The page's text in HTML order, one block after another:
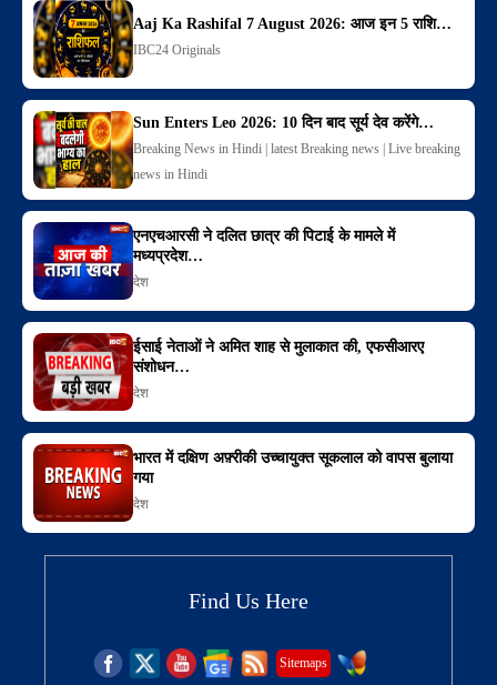
Aaj Ka Rashifal 7 August 2026: आज इन 5 राशि…
IBC24 Originals
Sun Enters Leo 2026: 10 दिन बाद सूर्य देव करेंगे…
Breaking News in Hindi | latest Breaking news | Live breaking
news in Hindi
एनएचआरसी ने दलित छात्र की पिटाई के मामले में
मध्यप्रदेश…
देश
ईसाई नेताओं ने अमित शाह से मुलाकात की, एफसीआरए
संशोधन…
देश
भारत में दक्षिण अफ़्रीकी उच्चायुक्त सूकलाल को वापस बुलाया
गया
देश
Find Us Here
Sitemaps